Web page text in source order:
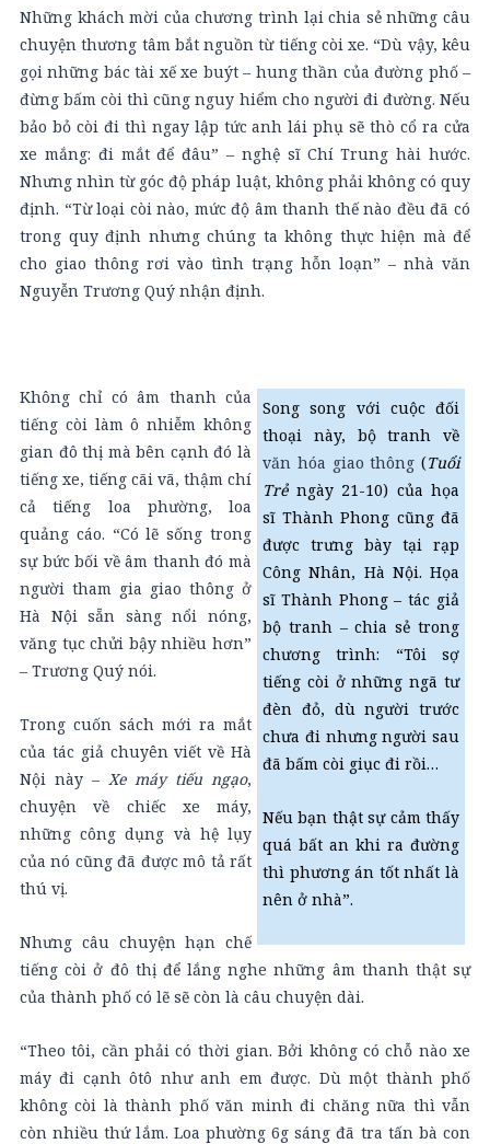
Những khách mời của chương trình lại chia sẻ những câu
chuyện thương tâm bắt nguồn từ tiếng còi xe. “Dù vậy, kêu
gọi những bác tài xế xe buýt – hung thần của đường phố –
đừng bấm còi thì cũng nguy hiểm cho người đi đường. Nếu
bảo bỏ còi đi thì ngay lập tức anh lái phụ sẽ thò cổ ra cửa
xe mắng: đi mắt để đâu” – nghệ sĩ Chí Trung hài hước.
Nhưng nhìn từ góc độ pháp luật, không phải không có quy
định. “Từ loại còi nào, mức độ âm thanh thế nào đều đã có
trong quy định nhưng chúng ta không thực hiện mà để
cho giao thông rơi vào tình trạng hỗn loạn” – nhà văn
Nguyễn Trương Quý nhận định.
Song song với cuộc đối
thoại này, bộ tranh về
văn hóa giao thông (Tuổi
Trẻngày 21-10) của họa
sĩ Thành Phong cũng đã
được trưng bày tại rạp
Công Nhân, Hà Nội. Họa
sĩ Thành Phong – tác giả
bộ tranh – chia sẻ trong
chương trình: “Tôi sợ
tiếng còi ở những ngã tư
đèn đỏ, dù người trước
chưa đi nhưng người sau
đã bấm còi giục đi rồi…
Nếu bạn thật sự cảm thấy
quá bất an khi ra đường
thì phương án tốt nhất là
nên ở nhà”.
Không chỉ có âm thanh của
tiếng còi làm ô nhiễm không
gian đô thị mà bên cạnh đó là
tiếng xe, tiếng cãi vã, thậm chí
cả tiếng loa phường, loa
quảng cáo. “Có lẽ sống trong
sự bức bối về âm thanh đó mà
người tham gia giao thông ở
Hà Nội sẵn sàng nổi nóng,
văng tục chửi bậy nhiều hơn”
– Trương Quý nói.
Trong cuốn sách mới ra mắt
của tác giả chuyên viết về Hà
Nội này – Xe máy tiếu ngạo,
chuyện về chiếc xe máy,
những công dụng và hệ lụy
của nó cũng đã được mô tả rất
thú vị.
Nhưng câu chuyện hạn chế
tiếng còi ở đô thị để lắng nghe những âm thanh thật sự
của thành phố có lẽ sẽ còn là câu chuyện dài.
“Theo tôi, cần phải có thời gian. Bởi không có chỗ nào xe
máy đi cạnh ôtô như anh em được. Dù một thành phố
không còi là thành phố văn minh đi chăng nữa thì vẫn
còn nhiều thứ lắm. Loa phường 6g sáng đã tra tấn bà con